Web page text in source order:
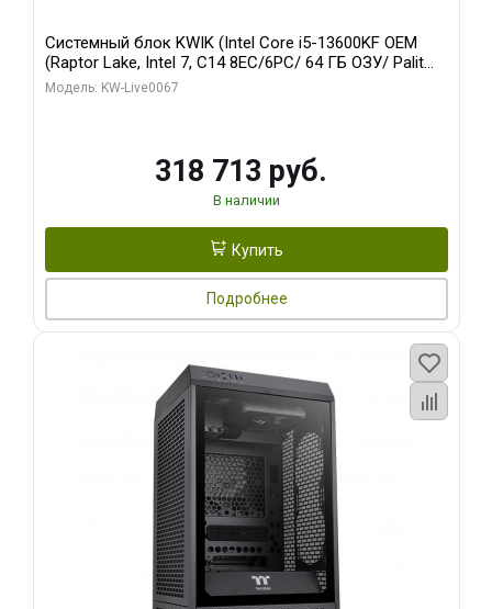
Системный блок KWIK (Intel Core i5-13600KF OEM
(Raptor Lake, Intel 7, C14 8EC/6PC/ 64 ГБ ОЗУ/ Palit
RTX5080 GAMINGPRO OC 16GB GDDR7 256bit 3xDP
Модель: KW-Live0067
318 713 руб.
В наличии
Купить
Подробнее